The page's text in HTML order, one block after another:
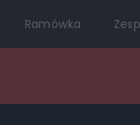
Ramówka